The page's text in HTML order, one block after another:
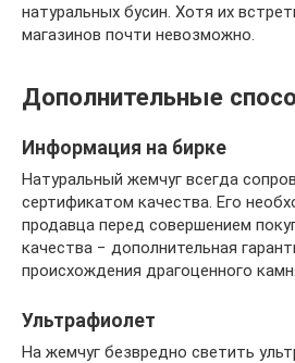
натуральных бусин. Хотя их
магазинов почти невозможно.
Дополнительные
Информация на бирке
Натуральный жемчуг всегда
сертификатом качества. Его
продавца перед совершением
качества − дополнительная
происхождения драгоценного
Ультрафиолет
На жемчуг безвредно светить